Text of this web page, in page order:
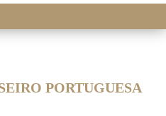
PORTUGUESA